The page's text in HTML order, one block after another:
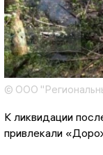
© ООО
К ликвидации
привлекали